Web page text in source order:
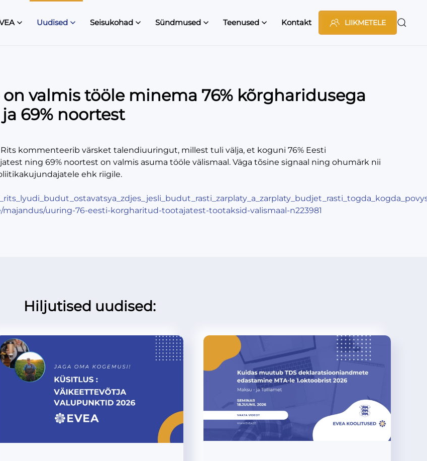
Uudised Seisukohad Sündmused Teenused Kontakt LIIKMETELE
valmis tööle minema 76% kõrgharidusega
69% noortest
kommenteerib värsket talendiuuringut, millest tuli välja, et koguni 76% Eesti
ning 69% noortest on valmis asuma tööle välismaal. Väga tõsine signaal ning ohumärk nii
ehk riigile.
uuring-76-eesti-korgharitud-tootajatest-tootaksid-valismaal-n223981
Hiljutised uudised: